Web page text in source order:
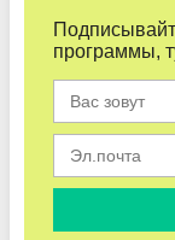
программы,